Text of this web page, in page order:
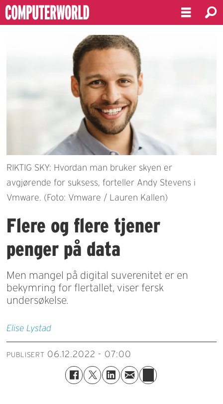
RIKTIG SKY: Hvordan man bruker skyen er
avgjørende for suksess, forteller Andy Stevens i
Vmware. (Foto: Vmware / Lauren Kallen)
Flere og flere tjener
penger på data
Men mangel på digital suverenitet er en
bekymring for flertallet, viser fersk
undersøkelse.
Elise Lystad
PUBLISERT 06.12.2022 - 07:00